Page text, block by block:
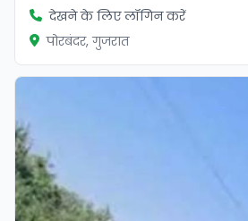
देखने के लिए लॉगिन करें
पोरबंदर, गुजरात